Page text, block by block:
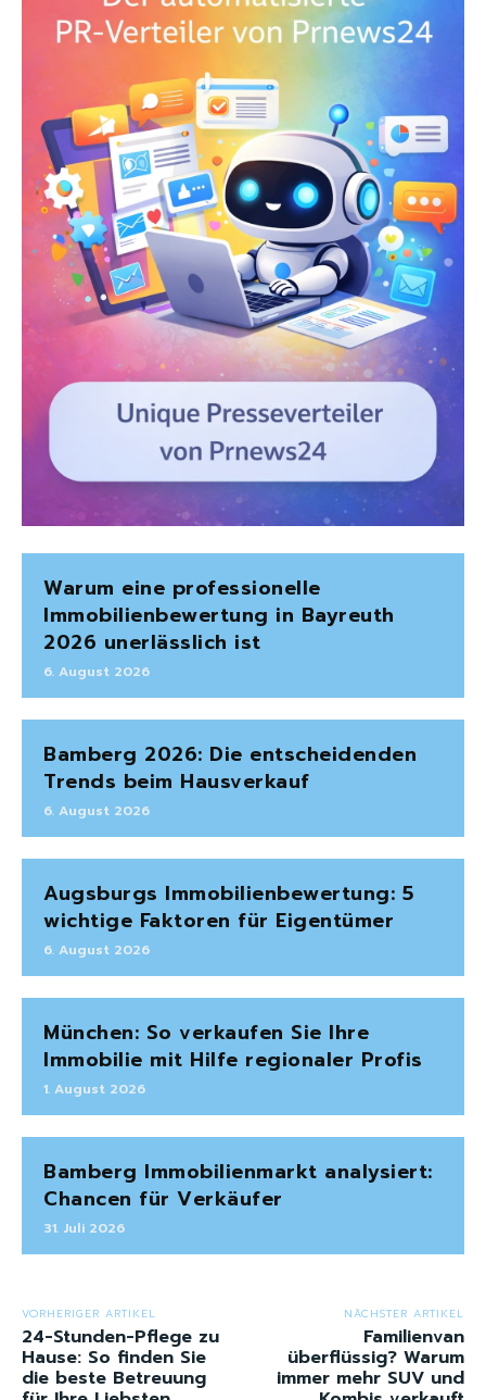
Warum eine professionelle
Immobilienbewertung in Bayreuth
2026 unerlässlich ist
6. August 2026
Bamberg 2026: Die entscheidenden
Trends beim Hausverkauf
6. August 2026
Augsburgs Immobilienbewertung: 5
wichtige Faktoren für Eigentümer
6. August 2026
München: So verkaufen Sie Ihre
Immobilie mit Hilfe regionaler Profis
1. August 2026
Bamberg Immobilienmarkt analysiert:
Chancen für Verkäufer
31. Juli 2026
VORHERIGER ARTIKEL
24-Stunden-Pflege zu
Hause: So finden Sie
die beste Betreuung
NÄCHSTER ARTIKEL
Familienvan
überflüssig? Warum
immer mehr SUV und